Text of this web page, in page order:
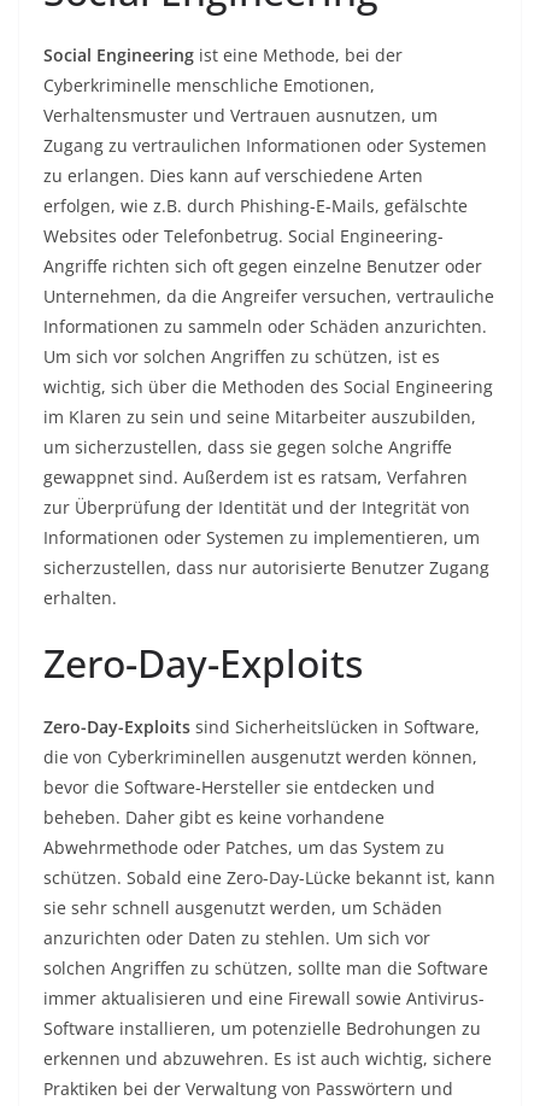
Social Engineering ist eine Methode, bei der
Cyberkriminelle menschliche Emotionen,
Verhaltensmuster und Vertrauen ausnutzen, um
Zugang zu vertraulichen Informationen oder Systemen
zu erlangen. Dies kann auf verschiedene Arten
erfolgen, wie z.B. durch Phishing-E-Mails, gefälschte
Websites oder Telefonbetrug. Social Engineering-
Angriffe richten sich oft gegen einzelne Benutzer oder
Unternehmen, da die Angreifer versuchen, vertrauliche
Informationen zu sammeln oder Schäden anzurichten.
Um sich vor solchen Angriffen zu schützen, ist es
wichtig, sich über die Methoden des Social Engineering
im Klaren zu sein und seine Mitarbeiter auszubilden,
um sicherzustellen, dass sie gegen solche Angriffe
gewappnet sind. Außerdem ist es ratsam, Verfahren
zur Überprüfung der Identität und der Integrität von
Informationen oder Systemen zu implementieren, um
sicherzustellen, dass nur autorisierte Benutzer Zugang
erhalten.
Zero-Day-Exploits
Zero-Day-Exploits sind Sicherheitslücken in Software,
die von Cyberkriminellen ausgenutzt werden können,
bevor die Software-Hersteller sie entdecken und
beheben. Daher gibt es keine vorhandene
Abwehrmethode oder Patches, um das System zu
schützen. Sobald eine Zero-Day-Lücke bekannt ist, kann
sie sehr schnell ausgenutzt werden, um Schäden
anzurichten oder Daten zu stehlen. Um sich vor
solchen Angriffen zu schützen, sollte man die Software
immer aktualisieren und eine Firewall sowie Antivirus-
Software installieren, um potenzielle Bedrohungen zu
erkennen und abzuwehren. Es ist auch wichtig, sichere
Praktiken bei der Verwaltung von Passwörtern und